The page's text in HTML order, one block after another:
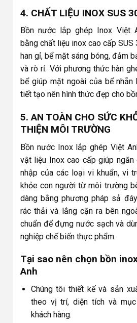
4. CHẤT LIỆU INOX SUS
Bồn nước lắp ghép Inox Việt
bằng chất liệu inox cao cấp SUS
han gỉ, bể mặt sáng bóng, đảm
và rò rỉ. Với phương thức hàn
bể giúp mặt ngoài của bể
tiết tạo nên hình thức đẹp cho
5. AN TOÀN CHO SỨC
THIỆN MÔI TRƯỜNG
Bồn nước Inox lắp ghép Việt
vật liệu Inox cao cấp giúp
nhập của các loại vi khuẩn, vi
khỏe con người từ môi trường
dàng bằng phương pháp sả
rác thải và lắng cặn ra bên
chuẩn để đựng nước sạch và
nghiệp chế biến thực phẩm.
Tại sao nên chọn bồn
Anh
Chúng tôi thiết kế và sản
theo vị trí, diện tích và
khách hàng.